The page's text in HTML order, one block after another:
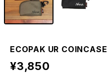
ECOPAK UR COINCASE
¥3,850